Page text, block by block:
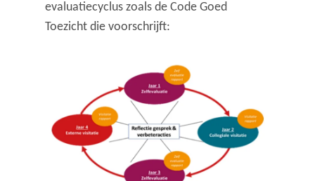
evaluatiecyclus zoals de Code Goed
Toezicht die voorschrijft: